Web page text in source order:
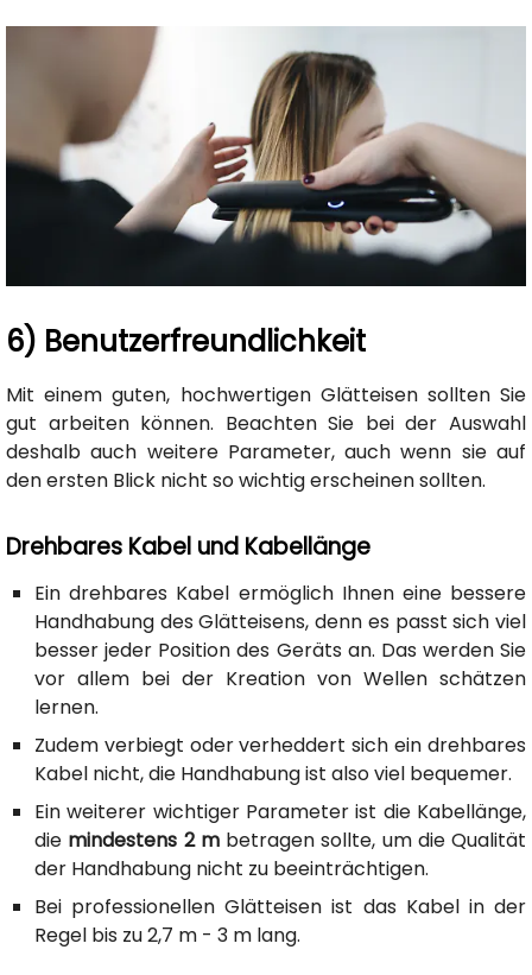
6) Benutzerfreundlichkeit
Mit einem guten, hochwertigen Glätteisen sollten Sie
gut arbeiten können. Beachten Sie bei der Auswahl
deshalb auch weitere Parameter, auch wenn sie auf
den ersten Blick nicht so wichtig erscheinen sollten.
Drehbares Kabel und Kabellänge
Ein drehbares Kabel ermöglich Ihnen eine bessere
Handhabung des Glätteisens, denn es passt sich viel
besser jeder Position des Geräts an. Das werden Sie
vor allem bei der Kreation von Wellen schätzen
lernen.
Zudem verbiegt oder verheddert sich ein drehbares
Kabel nicht, die Handhabung ist also viel bequemer.
Ein weiterer wichtiger Parameter ist die Kabellänge,
die mindestens 2 mbetragen sollte, um die Qualität
der Handhabung nicht zu beeinträchtigen.
Bei professionellen Glätteisen ist das Kabel in der
Regel bis zu 2,7 m - 3 m lang.